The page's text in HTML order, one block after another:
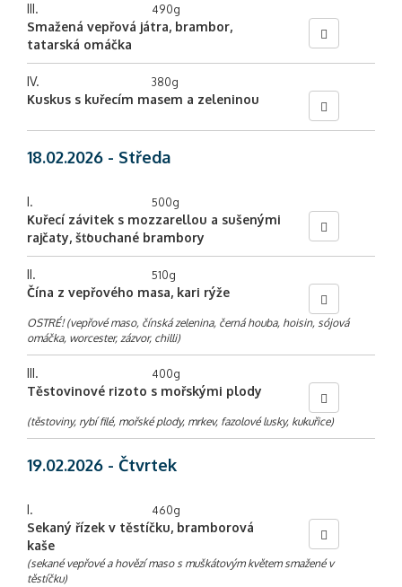
III. 490g
Smažená vepřová játra, brambor,
tatarská omáčka
IV. 380g
Kuskus s kuřecím masem a zeleninou
18.02.2026 - Středa
I. 500g
Kuřecí závitek s mozzarellou a sušenými
rajčaty, šťouchané brambory
II. 510g
Čína z vepřového masa, kari rýže
OSTRÉ! (vepřové maso, čínská zelenina, černá houba, hoisin, sójová
omáčka, worcester, zázvor, chilli)
III. 400g
Těstovinové rizoto s mořskými plody
(těstoviny, rybí filé, mořské plody, mrkev, fazolové lusky, kukuřice)
19.02.2026 - Čtvrtek
I. 460g
Sekaný řízek v těstíčku, bramborová
kaše
(sekané vepřové a hovězí maso s muškátovým květem smažené v
těstíčku)